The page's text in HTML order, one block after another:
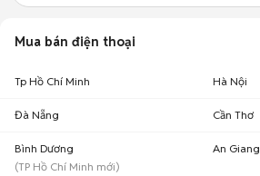
Mua bán điện thoại
Tp Hồ Chí Minh Hà Nội
Đà Nẵng Cần Thơ
Bình Dương
(TP Hồ Chí Minh mới)
An Giang